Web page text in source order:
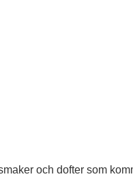
och dofter som